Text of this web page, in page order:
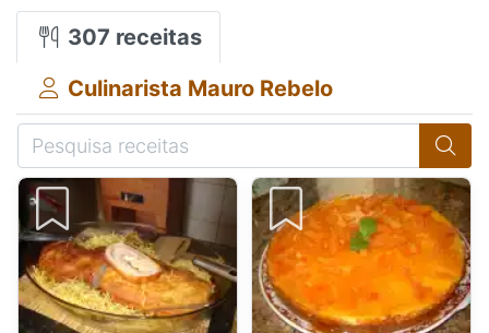
307 receitas
Culinarista Mauro Rebelo